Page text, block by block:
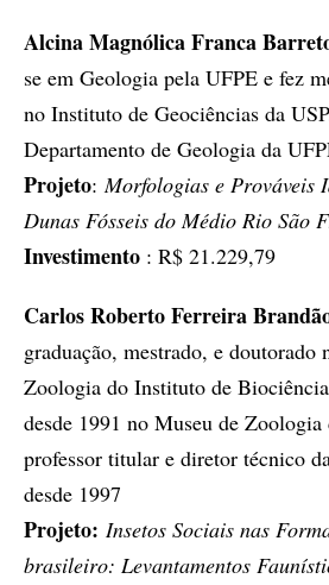
Alcina Magnólica Franca
se em Geologia pela UFPE e fez
no Instituto de Geociências da
Departamento de Geologia da
Projeto:Morfologias e Prováveis
Dunas Fósseis do Médio Rio São
Investimento : R$ 21.229,79
Carlos Roberto Ferreira
graduação, mestrado, e doutorado
Zoologia do Instituto de
desde 1991 no Museu de Zoologia
professor titular e diretor técnico
desde 1997
Projeto: Insetos Sociais nas
brasileiro: Levantamentos